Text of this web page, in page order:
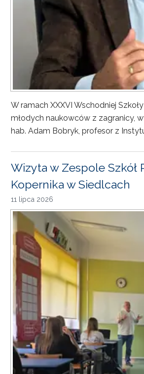
W ramach XXXVI Wschodniej
młodych naukowców z zagranicy,
hab. Adam Bobryk, profesor z
Wizyta w Zespole Szkół
Kopernika w Siedlcach
11 lipca 2026